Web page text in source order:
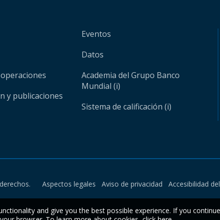
y publicaciones
Eventos
Datos
Academia del Grupo Banco
Mundial (i)
Sistema de calificación (i)
Aspectos legales Aviso de privacidad Accesibilidad
and give you the best possible experience. If you